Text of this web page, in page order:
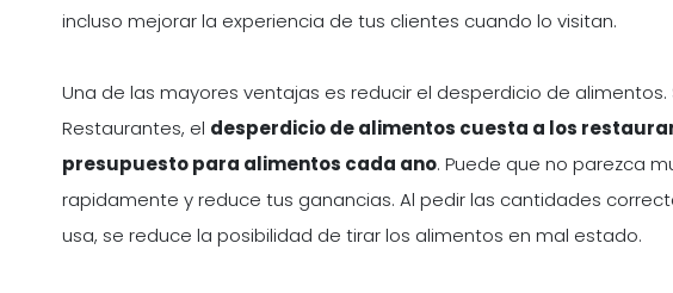
incluso mejorar la experiencia de tus clientes cuando lo visitan.
Una de las mayores ventajas es reducir el desperdicio de
Restaurantes, el desperdicio de alimentos cuesta a los
presupuesto para alimentos cada ano. Puede que no parezca
rapidamente y reduce tus ganancias. Al pedir las cantidades
usa, se reduce la posibilidad de tirar los alimentos en mal estado.